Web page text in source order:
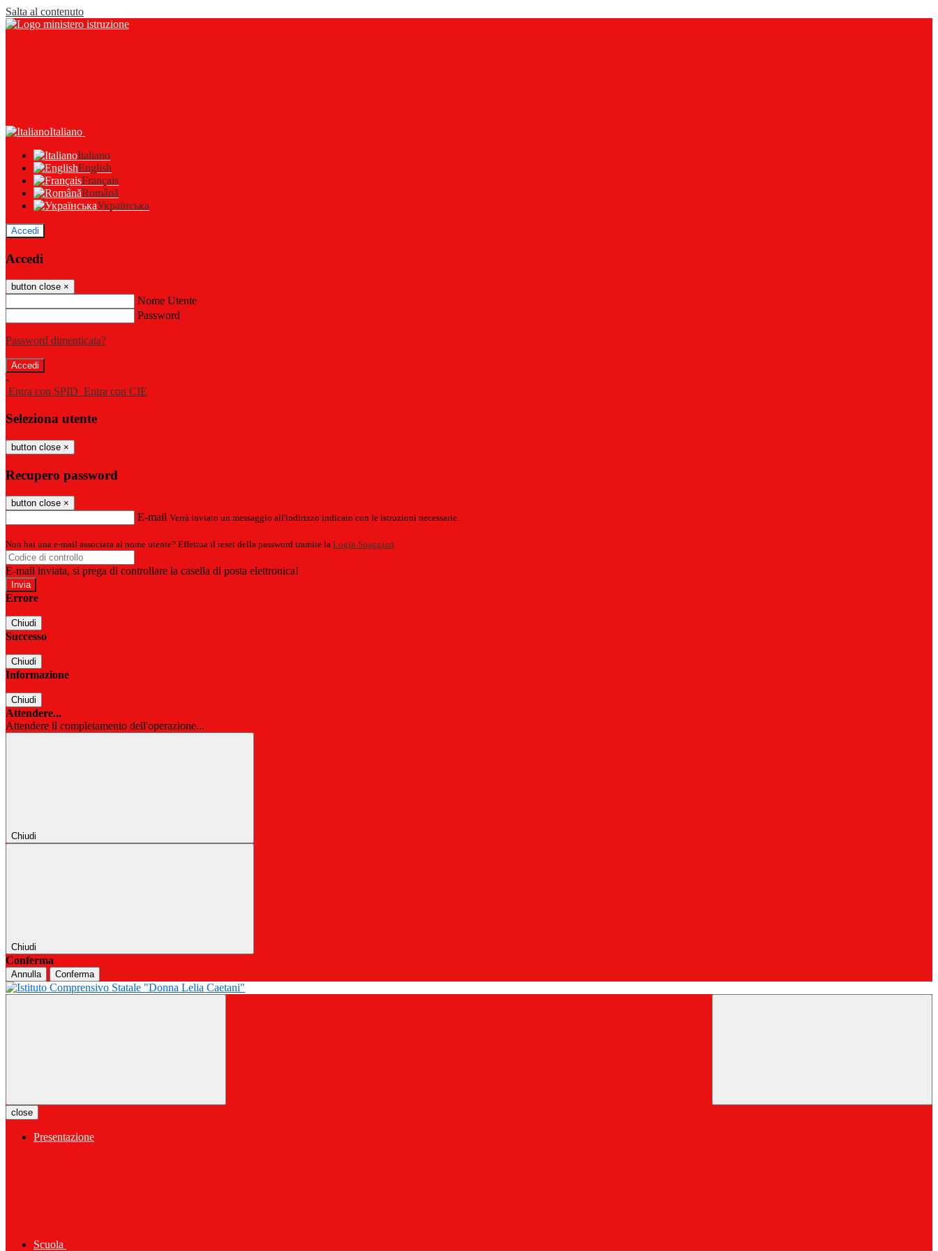
Salta al contenuto
Italiano
Italiano
English
Français
Română
Українська
Accedi
Accedi
button close ×
Nome Utente
Password
Password dimenticata?
-
Entra con SPID Entra con CIE
Seleziona utente
button close ×
Recupero password
button close ×
E-mail Verrà inviato un messaggio all'indirizzo indicato con le istruzioni necessarie.
Non hai una e-mail associata al nome utente? Effettua il reset della password tramite la Login Spaggiari
E-mail inviata, si prega di controllare la casella di posta elettronica!
Errore
Chiudi
Successo
Chiudi
Informazione
Chiudi
Attendere...
Attendere il completamento dell'operazione...
Chiudi
Chiudi
Conferma
Annulla Conferma
close
Presentazione
Scuola